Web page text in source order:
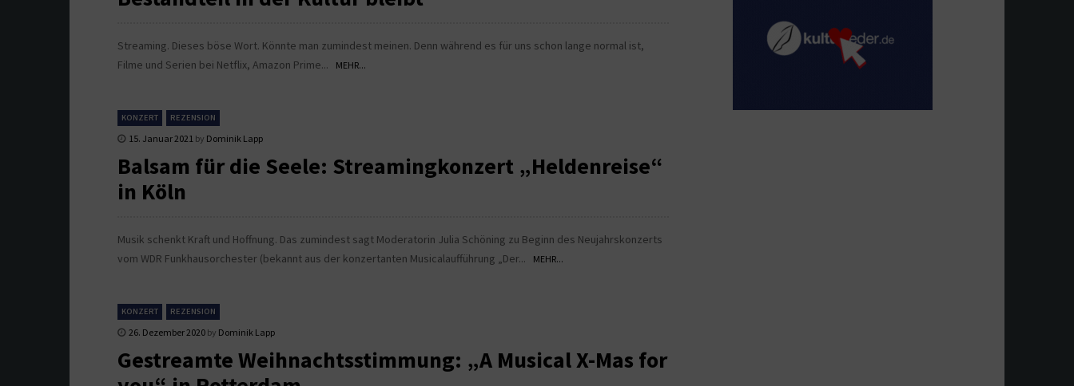
Streaming. Dieses böse Wort. Könnte man zumindest meinen. Denn während es für uns schon lange normal ist,
Filme und Serien bei Netflix, Amazon Prime...
MEHR...
KONZERT REZENSION
15. Januar 2021 by Dominik Lapp
Balsam für die Seele: Streamingkonzert „Heldenreise“
in Köln
Musik schenkt Kraft und Hoffnung. Das zumindest sagt Moderatorin Julia Schöning zu Beginn des Neujahrskonzerts
vom WDR Funkhausorchester (bekannt aus der konzertanten Musicalaufführung „Der...
MEHR...
KONZERT REZENSION
26. Dezember 2020 by Dominik Lapp
Gestreamte Weihnachtsstimmung: „A Musical X-Mas for